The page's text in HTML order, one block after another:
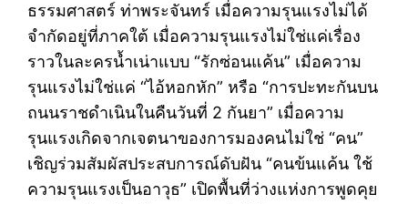
ธรรมศาสตร์ ท่าพระจันทร์ เมื่อความรุนแรงไม่ได้
จำกัดอยู่ที่ภาคใต้ เมื่อความรุนแรงไม่ใช่แค่เรื่อง
ราวในละครน้ำเน่าแบบ “รักซ่อนแค้น” เมื่อความ
รุนแรงไม่ใช่แค่ “ไอ้หอกหัก” หรือ “การปะทะกันบน
ถนนราชดำเนินในคืนวันที่ 2 กันยา” เมื่อความ
รุนแรงเกิดจากเจตนาของการมองคนไม่ใช่ “คน”
เชิญร่วมสัมผัสประสบการณ์ดับฝัน “คนข้นแค้น ใช้
ความรุนแรงเป็นอาวุธ” เปิดพื้นที่ว่างแห่งการพูดคุย